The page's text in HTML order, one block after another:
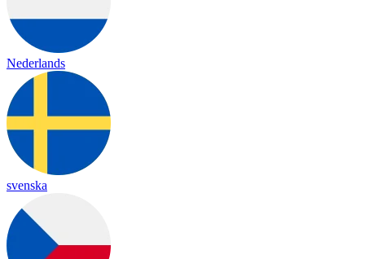
Nederlands
svenska